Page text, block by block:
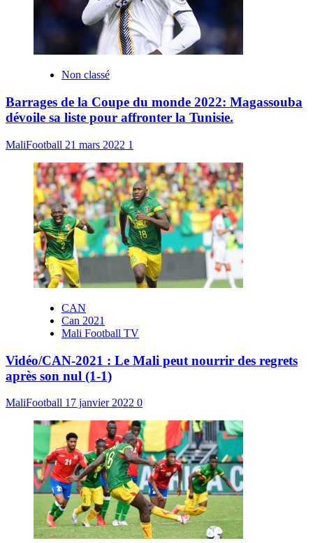
Non classé
Barrages de la Coupe du monde 2022: Magassouba
dévoile sa liste pour affronter la Tunisie.
MaliFootball 21 mars 2022 1
CAN
Can 2021
Mali Football TV
Vidéo/CAN-2021 : Le Mali peut nourrir des regrets
après son nul (1-1)
MaliFootball 17 janvier 2022 0